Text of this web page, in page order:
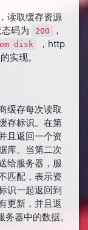
读取缓存资源
码为 200
，
disk
，http
实现。
缓存每次读取
存标识。在第
且返回一个资
库。当第二次
给服务器，服
匹配，表示资
识一起返回到
更新，并且返
器中的数据。